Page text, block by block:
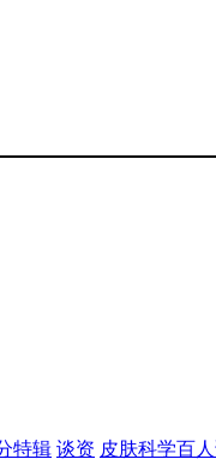
特辑 谈资 皮肤科学百